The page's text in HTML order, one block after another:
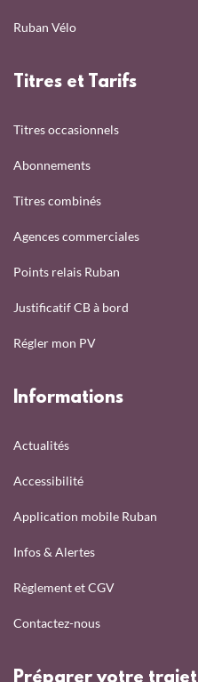
Ruban Vélo
Titres et Tarifs
Titres occasionnels
Abonnements
Titres combinés
Agences commerciales
Points relais Ruban
Justificatif CB à bord
Régler mon PV
Informations
Actualités
Accessibilité
Application mobile Ruban
Infos & Alertes
Règlement et CGV
Contactez-nous